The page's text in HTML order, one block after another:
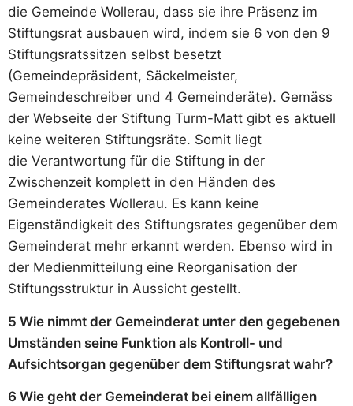
die Gemeinde Wollerau, dass sie ihre Präsenz im
Stiftungsrat ausbauen wird, indem sie 6 von den 9
Stiftungsratssitzen selbst besetzt
(Gemeindepräsident, Säckelmeister,
Gemeindeschreiber und 4 Gemeinderäte). Gemäss
der Webseite der Stiftung Turm-Matt gibt es aktuell
keine weiteren Stiftungsräte. Somit liegt
die Verantwortung für die Stiftung in der
Zwischenzeit komplett in den Händen des
Gemeinderates Wollerau. Es kann keine
Eigenständigkeit des Stiftungsrates gegenüber dem
Gemeinderat mehr erkannt werden. Ebenso wird in
der Medienmitteilung eine Reorganisation der
Stiftungsstruktur in Aussicht gestellt.
5 Wie nimmt der Gemeinderat unter den gegebenen
Umständen seine Funktion als Kontroll- und
Aufsichtsorgan gegenüber dem Stiftungsrat wahr?
6 Wie geht der Gemeinderat bei einem allfälligen